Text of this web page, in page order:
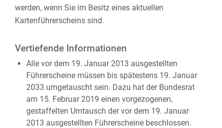
werden, wenn Sie im Besitz eines aktuellen
Kartenführerscheins sind.
Vertiefende Informationen
Alle vor dem 19. Januar 2013 ausgestellten
Führerscheine müssen bis spätestens 19. Januar
2033 umgetauscht sein. Dazu hat der Bundesrat
am 15. Februar 2019 einen vorgezogenen,
gestaffelten Umtausch der vor dem 19. Januar
2013 ausgestellten Führerscheine beschlossen.